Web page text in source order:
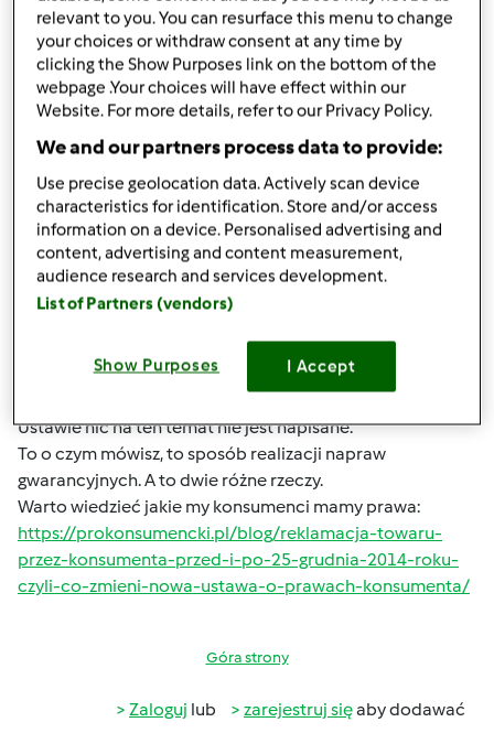
GusGus Dołączył : 11.08.2016
wt., 09/05/2017 - 16:18
Wydaje mi się, że nie masz racji.
Nie tak skutkuje ustawa. Sprzętu nie wysyłasz do zadnego
serwisu tylko do SPRZEDAWCY!
I u niego ządasz reklamacji i powołujesz się na konkretny
Dodatkowo wysyłasz mu sprzęt na jego koszt.
I przy drugiej naprawie SKUTECZNIE żądasz zwrotu kwoty
Ustawie nic na ten temat nie jest napisane.
To o czym mówisz, to sposób realizacji napraw
gwarancyjnych. A to dwie różne rzeczy.
Warto wiedzieć jakie my konsumenci mamy prawa:
https://prokonsumencki.pl/blog/reklamacja-towaru-
przez-konsumenta-przed-i-po-25-grudnia-2014-roku-
czyli-co-zmieni-nowa-ustawa-o-prawach-konsumenta/
Góra strony
Zaloguj lub zarejestruj sięaby dodawać
relevant to you. You can resurface this menu to change
your choices or withdraw consent at any time by
clicking the Show Purposes link on the bottom of the
webpage .Your choices will have effect within our
Website. For more details, refer to our Privacy Policy.
We and our partners process data to provide:
Use precise geolocation data. Actively scan device
characteristics for identification. Store and/or access
information on a device. Personalised advertising and
content, advertising and content measurement,
audience research and services development.
List of Partners (vendors)
Show Purposes I Accept